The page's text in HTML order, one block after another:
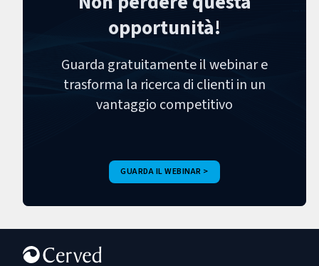
opportunità!
Guarda gratuitamente il webinar e
trasforma la ricerca di clienti in un
vantaggio competitivo
GUARDA IL WEBINAR >